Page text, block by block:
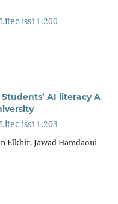
iss11.200
AI literacy A
iss11.203
Elkhir, Jawad Hamdaoui